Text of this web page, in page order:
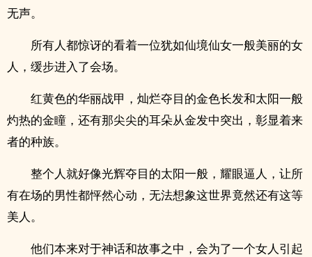
无声。
所有人都惊讶的看着一位犹如仙境仙女一般美丽的女
人，缓步进入了会场。
红黄色的华丽战甲，灿烂夺目的金色长发和太阳一般
灼热的金瞳，还有那尖尖的耳朵从金发中突出，彰显着来
者的种族。
整个人就好像光辉夺目的太阳一般，耀眼逼人，让所
有在场的男性都怦然心动，无法想象这世界竟然还有这等
美人。
他们本来对于神话和故事之中，会为了一个女人引起